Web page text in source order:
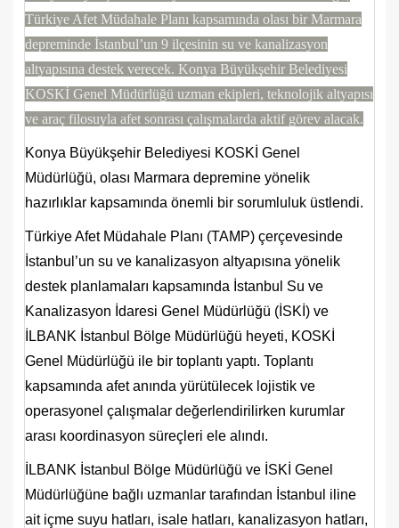
Türkiye Afet Müdahale Planı kapsamında olası bir Marmara
depreminde İstanbul’un 9 ilçesinin su ve kanalizasyon
altyapısına destek verecek. Konya Büyükşehir Belediyesi
KOSKİ Genel Müdürlüğü uzman ekipleri, teknolojik altyapısı
ve araç filosuyla afet sonrası çalışmalarda aktif görev alacak.
Konya Büyükşehir Belediyesi KOSKİ Genel
Müdürlüğü, olası Marmara depremine yönelik
hazırlıklar kapsamında önemli bir sorumluluk üstlendi.
Türkiye Afet Müdahale Planı (TAMP) çerçevesinde
İstanbul’un su ve kanalizasyon altyapısına yönelik
destek planlamaları kapsamında İstanbul Su ve
Kanalizasyon İdaresi Genel Müdürlüğü (İSKİ) ve
İLBANK İstanbul Bölge Müdürlüğü heyeti, KOSKİ
Genel Müdürlüğü ile bir toplantı yaptı. Toplantı
kapsamında afet anında yürütülecek lojistik ve
operasyonel çalışmalar değerlendirilirken kurumlar
arası koordinasyon süreçleri ele alındı.
İLBANK İstanbul Bölge Müdürlüğü ve İSKİ Genel
Müdürlüğüne bağlı uzmanlar tarafından İstanbul iline
ait içme suyu hatları, isale hatları, kanalizasyon hatları,